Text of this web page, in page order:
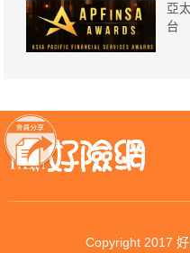
亞
台
Copyright 2017